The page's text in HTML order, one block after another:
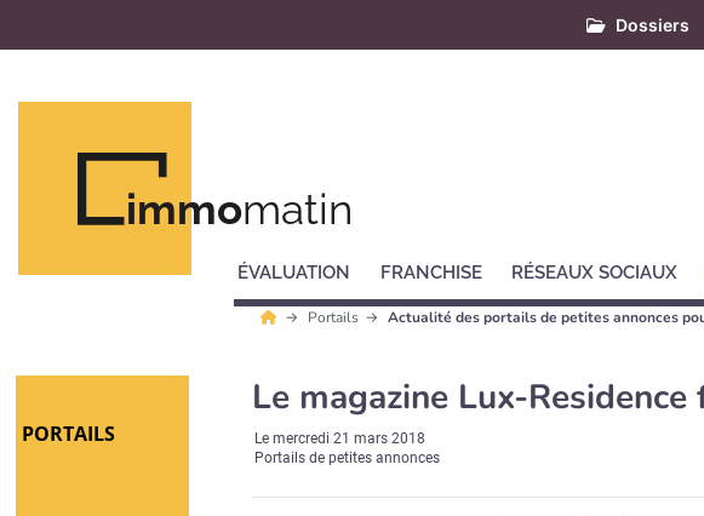
Dossiers
immomatin
ÉVALUATION FRANCHISE RÉSEAUX SOCIAUX
Portails Actualité des portails de petites annonces
PORTAILS
Le magazine Lux-
Lemercredi 21 mars 2018
Portails de petites annonces